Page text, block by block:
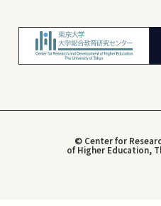
© Center for
of Higher Education,